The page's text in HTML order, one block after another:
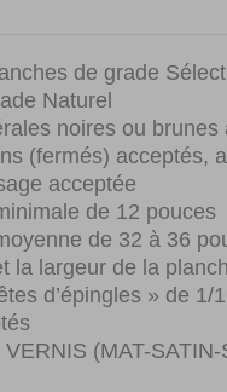
de grade
Naturel
noires ou brunes
(fermés) acceptés,
acceptée
de 12 pouces
de 32 à 36
la largeur de la
d’épingles » de 1/
(MAT-SATIN-